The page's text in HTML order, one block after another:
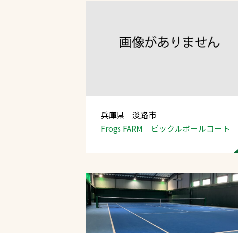
兵庫県 淡路市
Frogs FARM ピックルボールコート